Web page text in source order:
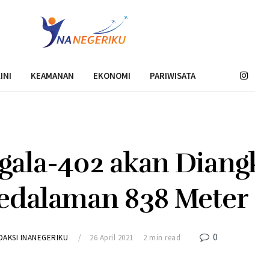
KEAMANAN EKONOMI PARIWISATA
402 akan
838 Meter
INANEGERIKU 26 April 2021 2 min read 0